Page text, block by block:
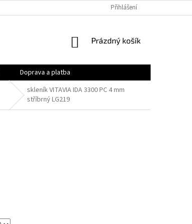
VRÁCENÍ ZBOŽÍ A
Přihlášení
NÁKUPNÍ
Prázdný košík
Doprava a platba
skleník VITAVIA IDA 3300 PC 4 mm
stříbrný LG219